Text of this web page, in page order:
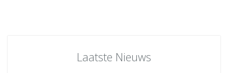
Laatste Nieuws